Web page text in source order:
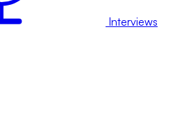
Interviews